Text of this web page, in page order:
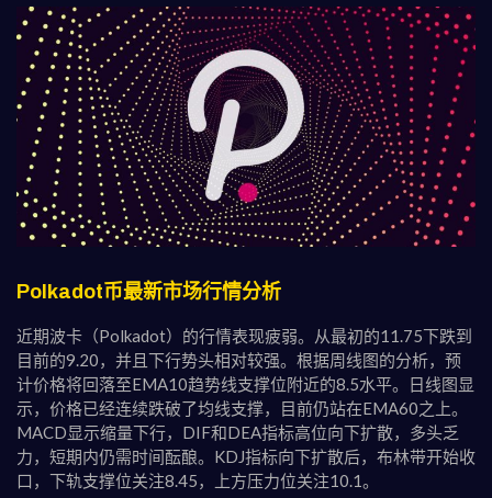
Polkadot币最新市场行情分析
近期波卡（Polkadot）的行情表现疲弱。从最初的11.75下跌到
目前的9.20，并且下行势头相对较强。根据周线图的分析，预
计价格将回落至EMA10趋势线支撑位附近的8.5水平。日线图显
示，价格已经连续跌破了均线支撑，目前仍站在EMA60之上。
MACD显示缩量下行，DIF和DEA指标高位向下扩散，多头乏
力，短期内仍需时间酝酿。KDJ指标向下扩散后，布林带开始收
口，下轨支撑位关注8.45，上方压力位关注10.1。